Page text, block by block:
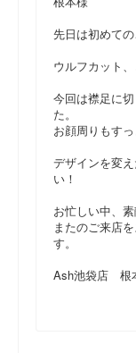
先日は初めて
ウルフカット
今回は襟足に
た。
お顔周りもす
デザインを変
い！
お忙しい中、
またのご来店
す。
Ash池袋店 根